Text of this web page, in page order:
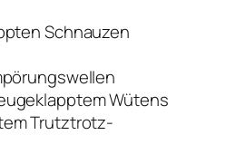
Schnauzen
Wütens
Trutztrotz-